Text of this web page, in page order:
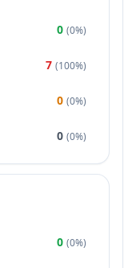
0 (0%)
7 (100%)
0 (0%)
0 (0%)
0 (0%)